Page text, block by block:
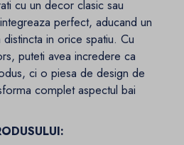
cu un decor clasic sau
perfect, aducand un
in orice spatiu. Cu
puteti avea incredere ca
ci o piesa de design de
complet aspectul bai